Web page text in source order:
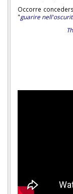
Occorre
"guarire